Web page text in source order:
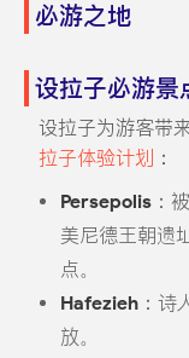
必游之地
设拉子必游景
设拉子为游客带
拉子体验计划
：
Persepolis：
美尼德王朝遗
点。
Hafezieh：诗
放。